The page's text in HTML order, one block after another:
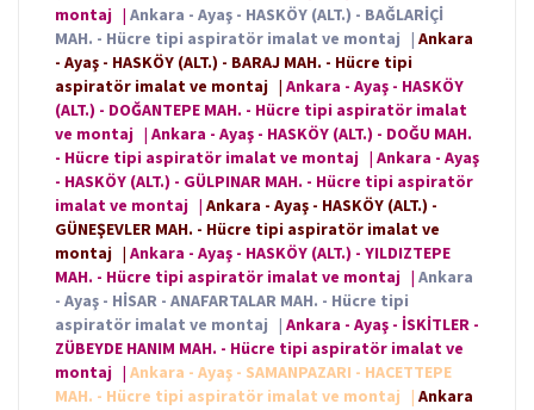
montaj | Ankara - Ayaş - HASKÖY (ALT.) - BAĞLARİÇİ
MAH. - Hücre tipi aspiratör imalat ve montaj | Ankara
- Ayaş - HASKÖY (ALT.) - BARAJ MAH. - Hücre tipi
aspiratör imalat ve montaj | Ankara - Ayaş - HASKÖY
(ALT.) - DOĞANTEPE MAH. - Hücre tipi aspiratör imalat
ve montaj | Ankara - Ayaş - HASKÖY (ALT.) - DOĞU MAH.
- Hücre tipi aspiratör imalat ve montaj | Ankara - Ayaş
- HASKÖY (ALT.) - GÜLPINAR MAH. - Hücre tipi aspiratör
imalat ve montaj | Ankara - Ayaş - HASKÖY (ALT.) -
GÜNEŞEVLER MAH. - Hücre tipi aspiratör imalat ve
montaj | Ankara - Ayaş - HASKÖY (ALT.) - YILDIZTEPE
MAH. - Hücre tipi aspiratör imalat ve montaj | Ankara
- Ayaş - HİSAR - ANAFARTALAR MAH. - Hücre tipi
aspiratör imalat ve montaj | Ankara - Ayaş - İSKİTLER -
ZÜBEYDE HANIM MAH. - Hücre tipi aspiratör imalat ve
montaj | Ankara - Ayaş - SAMANPAZARI - HACETTEPE
MAH. - Hücre tipi aspiratör imalat ve montaj
| Ankara